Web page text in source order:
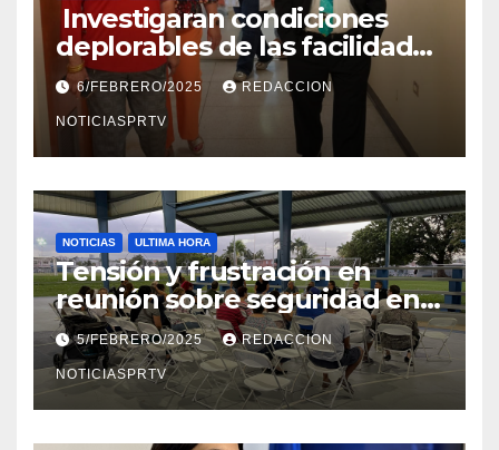
Investigaran condiciones
deplorables de las facilidades
el Departamento de la Salud
en Mayagüez
6/FEBRERO/2025 REDACCION
NOTICIASPRTV
NOTICIAS ULTIMA HORA
Tensión y frustración en
reunión sobre seguridad en
Reparto Metropolitano
5/FEBRERO/2025 REDACCION
NOTICIASPRTV